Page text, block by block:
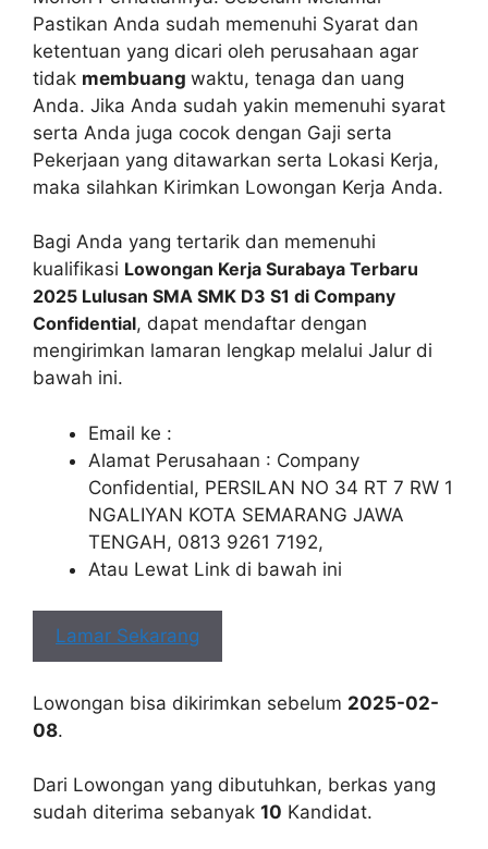
Pastikan Anda sudah memenuhi Syarat dan
ketentuan yang dicari oleh perusahaan agar
tidak membuang waktu, tenaga dan uang
Anda. Jika Anda sudah yakin memenuhi syarat
serta Anda juga cocok dengan Gaji serta
Pekerjaan yang ditawarkan serta Lokasi Kerja,
maka silahkan Kirimkan Lowongan Kerja Anda.
Bagi Anda yang tertarik dan memenuhi
kualifikasi Lowongan Kerja Surabaya Terbaru
2025 Lulusan SMA SMK D3 S1 di Company
Confidential, dapat mendaftar dengan
mengirimkan lamaran lengkap melalui Jalur di
bawah ini.
Email ke :
Alamat Perusahaan : Company
Confidential, PERSILAN NO 34 RT 7 RW 1
NGALIYAN KOTA SEMARANG JAWA
TENGAH, 0813 9261 7192,
Atau Lewat Link di bawah ini
Lamar Sekarang
Lowongan bisa dikirimkan sebelum 2025-02-
08.
Dari Lowongan yang dibutuhkan, berkas yang
sudah diterima sebanyak 10 Kandidat.